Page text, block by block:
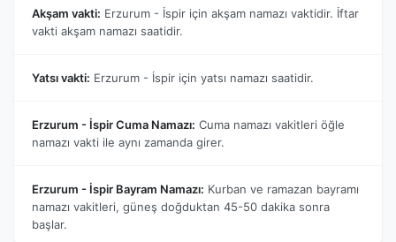
Akşam vakti: Erzurum - İspir için akşam namazı vaktidir. İftar
vakti akşam namazı saatidir.
Yatsı vakti: Erzurum - İspir için yatsı namazı saatidir.
Erzurum - İspir Cuma Namazı: Cuma namazı vakitleri öğle
namazı vakti ile aynı zamanda girer.
Erzurum - İspir Bayram Namazı: Kurban ve ramazan bayramı
namazı vakitleri, güneş doğduktan 45-50 dakika sonra
başlar.